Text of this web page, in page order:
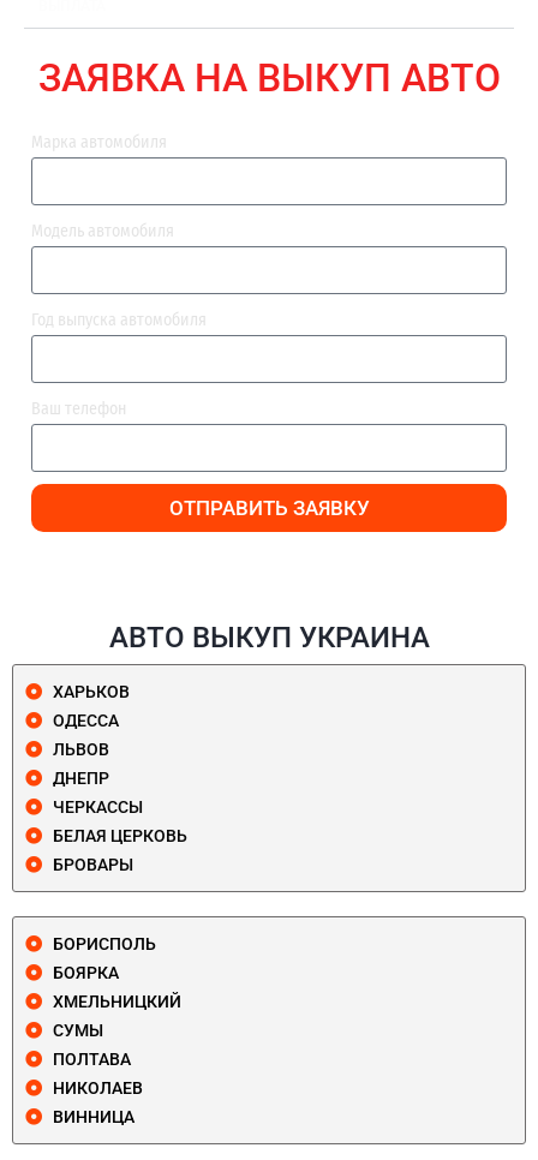
ЗАЯВКА НА ВЫКУП АВТО
Марка автомобиля
Модель автомобиля
Год выпуска автомобиля
Ваш телефон
ОТПРАВИТЬ ЗАЯВКУ
АВТО ВЫКУП УКРАИНА
ХАРЬКОВ
ОДЕССА
ЛЬВОВ
ДНЕПР
ЧЕРКАССЫ
БЕЛАЯ ЦЕРКОВЬ
БРОВАРЫ
БОРИСПОЛЬ
БОЯРКА
ХМЕЛЬНИЦКИЙ
СУМЫ
ПОЛТАВА
НИКОЛАЕВ
ВИННИЦА